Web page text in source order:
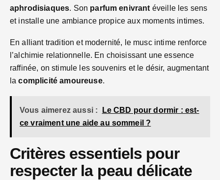
aphrodisiaques. Son parfum enivrant éveille les sens
et installe une ambiance propice aux moments intimes.
En alliant tradition et modernité, le musc intime renforce
l’alchimie relationnelle. En choisissant une essence
raffinée, on stimule les souvenirs et le désir, augmentant
lacomplicité amoureuse.
Vous aimerez aussi :
Le CBD pour dormir : est-
ce vraiment une aide au sommeil ?
Critères essentiels pour
respecter la peau délicate